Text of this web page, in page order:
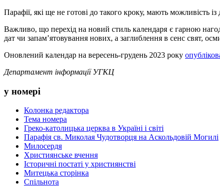
Парафії, які ще не готові до такого кроку, мають можливість
Важливо, що перехід на новий стиль календаря є гарною
дат чи запам’ятовування нових, а заглиблення в сенс свят,
Оновлений календар на вересень-грудень 2023 року
Департамент інформації УГКЦ
у номері
Колонка редактора
Тема номера
Греко-католицька церква в Україні і світі
Парафія св. Миколая Чудотворця на Аскольдовій Могилі
Милосердя
Християнське вчення
Історичні постаті у християнстві
Митецька сторінка
Спільнота